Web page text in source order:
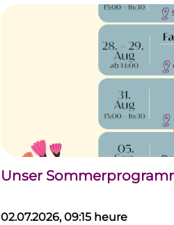
Unser
02.07.2026, 09:15 heure